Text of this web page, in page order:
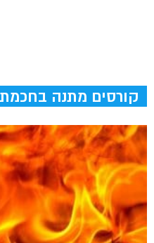
קורסים מתנה